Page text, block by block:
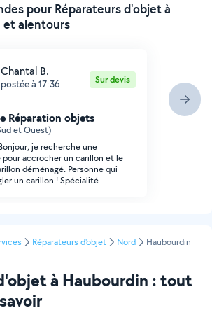
pour Réparateurs d'objet à
et alentours
Chantal B.
postée à 17:36 Sur devis
Réparation objets
et Ouest)
je recherche une
pour accrocher un carillon et le
déménagé. Personne qui
un carillon ! Spécialité.
Réparateurs d'objet Nord Haubourdin
à Haubourdin : tout